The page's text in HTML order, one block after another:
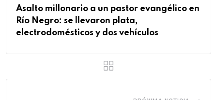
Asalto millonario a un pastor evangélico en
Río Negro: se llevaron plata,
electrodomésticos y dos vehículos